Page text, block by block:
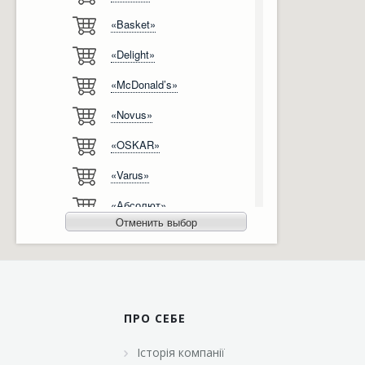
Відгуки
Ліцензії, сертифікати, дипломи
Автоматизація
Сервіс
«Basket»
«Delight»
«McDonald’s»
«Novus»
«OSKAR»
«Varus»
«Абсолют»
«Агро-Овен»
«Бімаркет»
«Брусничка»
Отменить выбор
ПРО СЕБЕ
Історія компанії